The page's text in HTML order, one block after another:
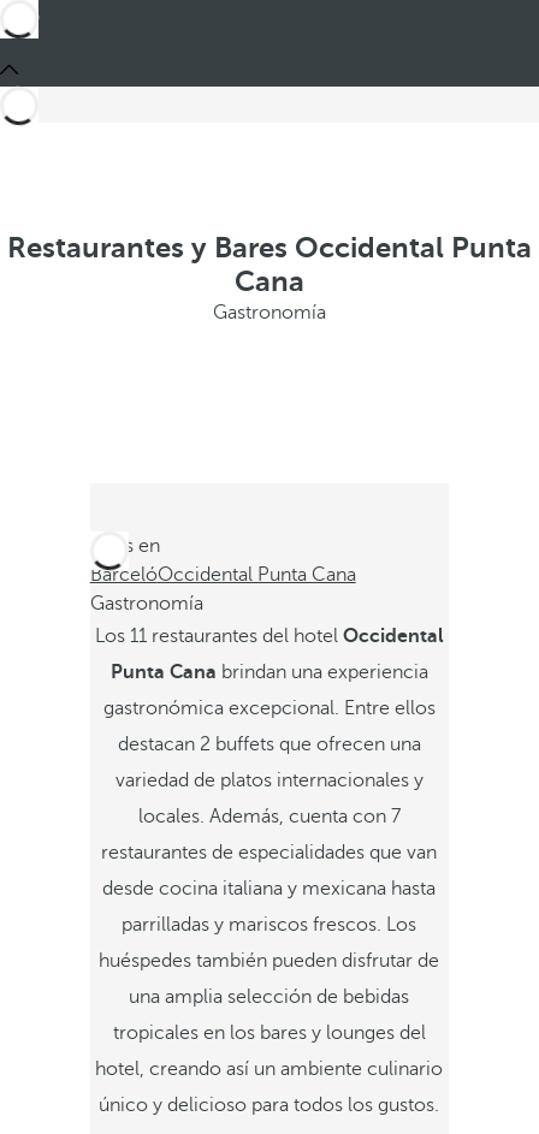
Restaurantes y Bares Occidental Punta
Cana
Gastronomía
Estás en
BarcelóOccidental Punta Cana
Gastronomía
Los 11 restaurantes del hotel Occidental
Punta Cana brindan una experiencia
gastronómica excepcional. Entre ellos
destacan 2 buffets que ofrecen una
variedad de platos internacionales y
locales. Además, cuenta con 7
restaurantes de especialidades que van
desde cocina italiana y mexicana hasta
parrilladas y mariscos frescos. Los
huéspedes también pueden disfrutar de
una amplia selección de bebidas
tropicales en los bares y lounges del
hotel, creando así un ambiente culinario
único y delicioso para todos los gustos.